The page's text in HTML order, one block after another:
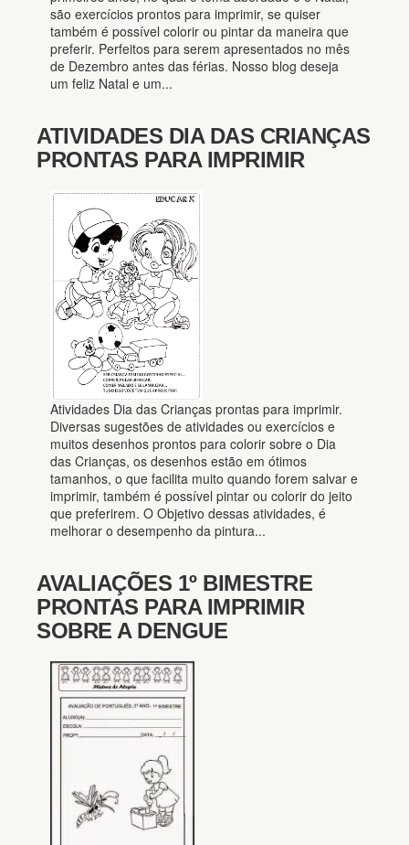
são exercícios prontos para imprimir, se quiser
também é possível colorir ou pintar da maneira que
preferir. Perfeitos para serem apresentados no mês
de Dezembro antes das férias. Nosso blog deseja
um feliz Natal e um...
ATIVIDADES DIA DAS CRIANÇAS
PRONTAS PARA IMPRIMIR
Atividades Dia das Crianças prontas para imprimir.
Diversas sugestões de atividades ou exercícios e
muitos desenhos prontos para colorir sobre o Dia
das Crianças, os desenhos estão em ótimos
tamanhos, o que facilita muito quando forem salvar e
imprimir, também é possível pintar ou colorir do jeito
que preferirem. O Objetivo dessas atividades, é
melhorar o desempenho da pintura...
AVALIAÇÕES 1º BIMESTRE
PRONTAS PARA IMPRIMIR
SOBRE A DENGUE